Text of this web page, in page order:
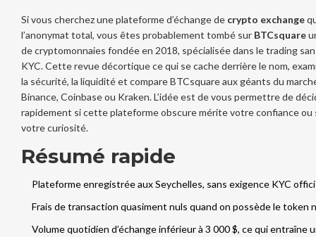
Si vous cherchez une plateforme d’échange de crypto exchange
l’anonymat total, vous êtes probablement tombé sur BTCsquare
de cryptomonnaies fondée en 2018, spécialisée dans le trading
KYC. Cette revue décortique ce qui se cache derrière le nom,
la sécurité, la liquidité et compare BTCsquare aux géants du
Binance, Coinbase ou Kraken. L’idée est de vous permettre de
rapidement si cette plateforme obscure mérite votre confiance ou
votre curiosité.
Résumé rapide
Plateforme enregistrée aux Seychelles, sans exigence KYC
Frais de transaction quasiment nuls quand on possède le token
Volume quotidien d’échange inférieur à 3 000 $, ce qui entraîne